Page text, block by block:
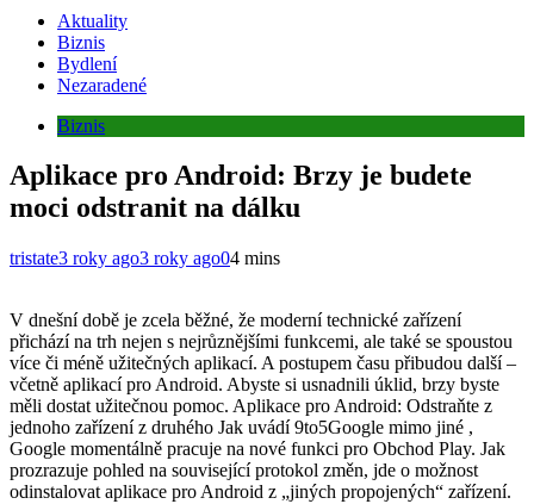
Aktuality
Biznis
Bydlení
Nezaradené
Biznis
Aplikace pro Android: Brzy je budete
moci odstranit na dálku
tristate3 roky ago3 roky ago04 mins
V dnešní době je zcela běžné, že moderní technické zařízení
přichází na trh nejen s nejrůznějšími funkcemi, ale také se spoustou
více či méně užitečných aplikací. A postupem času přibudou další –
včetně aplikací pro Android. Abyste si usnadnili úklid, brzy byste
měli dostat užitečnou pomoc. Aplikace pro Android: Odstraňte z
jednoho zařízení z druhého Jak uvádí 9to5Google mimo jiné ,
Google momentálně pracuje na nové funkci pro Obchod Play. Jak
prozrazuje pohled na související protokol změn, jde o možnost
odinstalovat aplikace pro Android z „jiných propojených“ zařízení.